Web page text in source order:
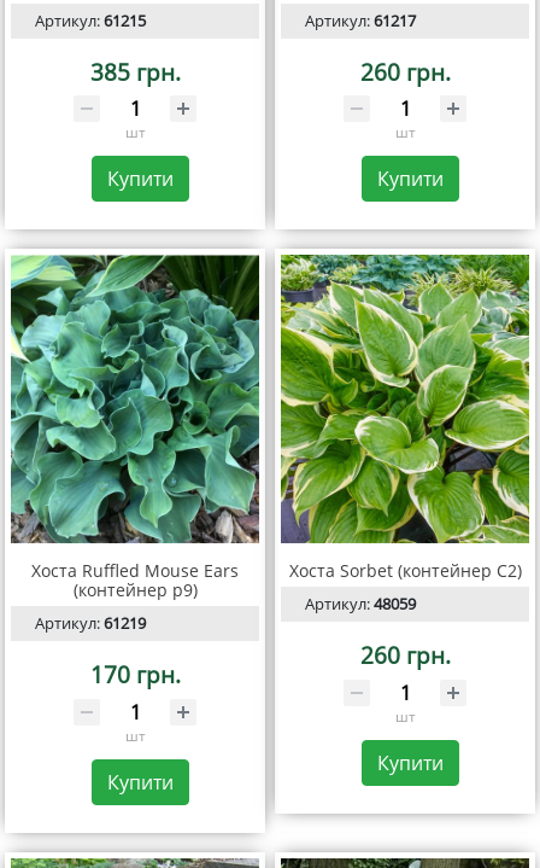
Артикул:61215
385 грн.
шт
Купити
Артикул:61217
260 грн.
шт
Купити
Хоста Ruffled Mouse Ears
(контейнер р9)
Артикул:61219
170 грн.
шт
Купити
Хоста Sorbet (контейнер C2)
Артикул:48059
260 грн.
шт
Купити